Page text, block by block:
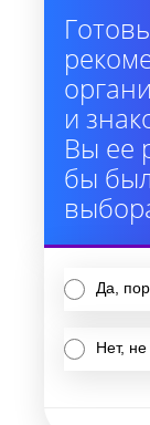
и
Вы ее
бы
Да,
Нет,